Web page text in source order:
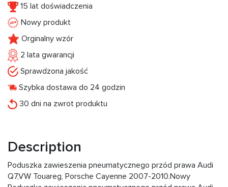
15 lat doświadczenia
Nowy produkt
Orginalny wzór
2 lata gwarancji
Sprawdzona jakość
Szybka dostawa do 24 godzin
30 dni na zwrot produktu
Description
Poduszka zawieszenia pneumatycznego przód prawa Audi
Q7,VW Touareg, Porsche Cayenne 2007-2010.Nowy